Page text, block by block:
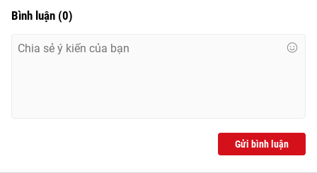
Bình luận (0)
Gửi bình luận